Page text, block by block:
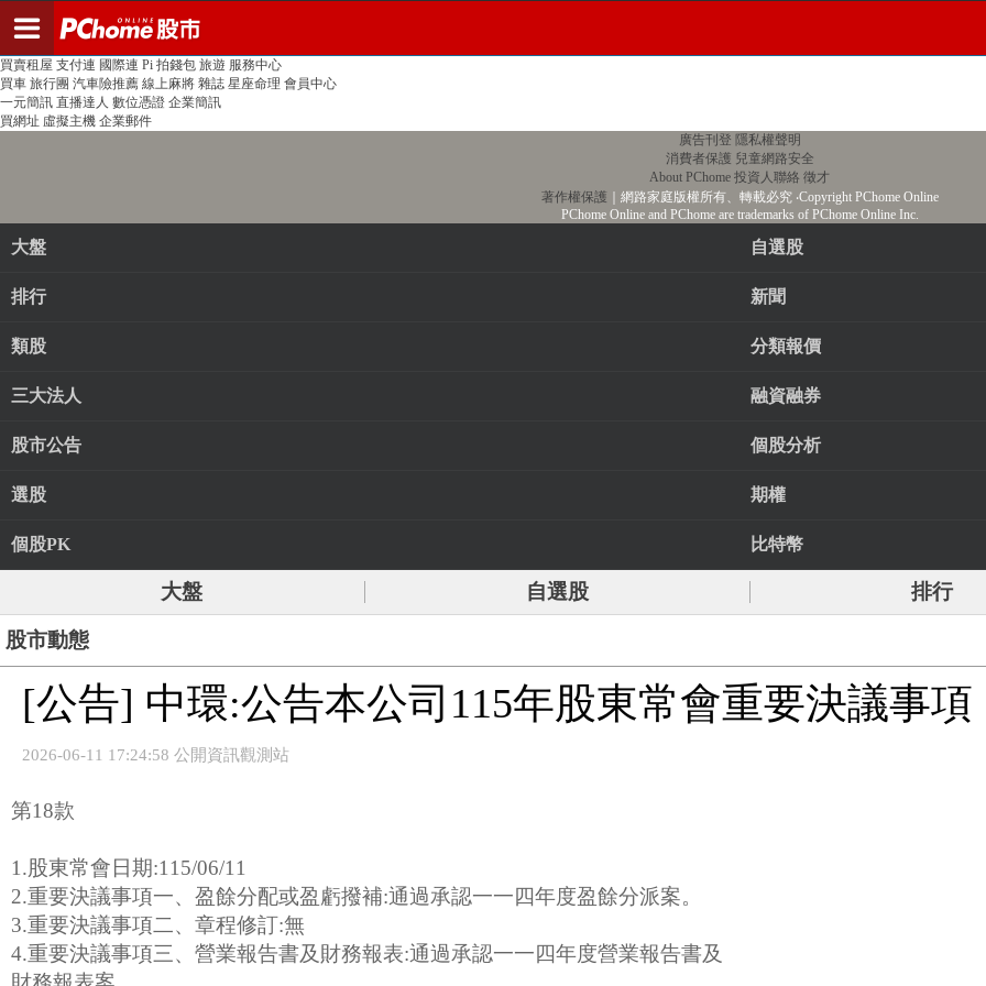
PChome首頁 線上購物 24h購物 書店
買賣租屋 支付連 國際連 Pi 拍錢包 旅遊 服務中心
買車 旅行團 汽車險推薦 線上麻將 雜誌 星座命理 會員中心
一元簡訊 直播達人 數位憑證 企業簡訊
買網址 虛擬主機 企業郵件
廣告刊登 隱私權聲明
消費者保護 兒童網路安全
About PChome 投資人聯絡 徵才
著作權保護 ｜網路家庭版權所有、轉載必究‧Copyright PChome Online
PChome Online and PChome are trademarks of PChome Online Inc.
大盤 自選股
排行 新聞
類股 分類報價
三大法人 融資融券
股市公告 個股分析
選股 期權
個股PK 比特幣
大盤 自選股 排行
股市動態
[公告] 中環:公告本公司115年股東常會重要決議事項
2026-06-11 17:24:58 公開資訊觀測站
第18款
1.股東常會日期:115/06/11
2.重要決議事項一、盈餘分配或盈虧撥補:通過承認一一四年度盈餘分派案。
3.重要決議事項二、章程修訂:無
4.重要決議事項三、營業報告書及財務報表:通過承認一一四年度營業報告書及